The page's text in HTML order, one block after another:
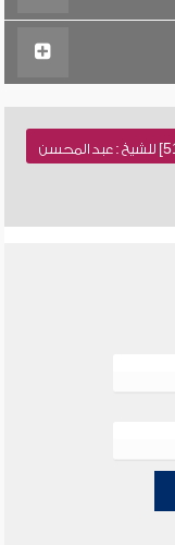
نسخة نصية للطباعة , شرح سنن أبي داود [514] للشيخ : عبد المحسن